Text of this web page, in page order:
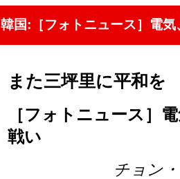
韓国:［フォトニュース］電
また三坪里に平和を
［フォトニュース］
戦い
チョン